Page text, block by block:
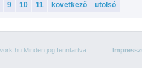
9 10 11 következő utolsó
Minden jog fenntartva.